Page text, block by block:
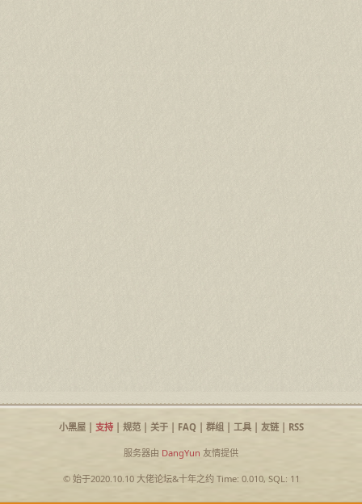
小黑屋| 支持| 规范| 关于| FAQ| 群组| 工具| 友链| RSS
服务器由 DangYun 友情提供
© 始于2020.10.10 大佬论坛&十年之约Time: 0.010, SQL: 11